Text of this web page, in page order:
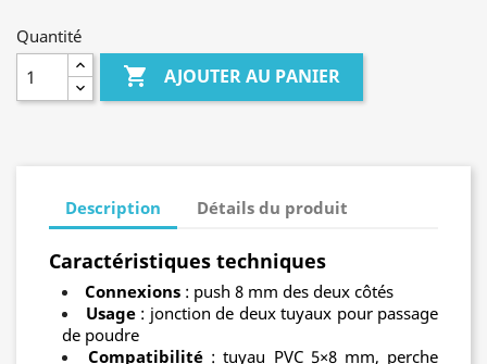
Quantité
 AJOUTER AU PANIER
Description Détails du produit
Caractéristiques techniques
Connexions : push 8 mm des deux côtés
Usage: jonction de deux tuyaux pour passage
de poudre
Compatibilité : tuyau PVC 5×8 mm, perche